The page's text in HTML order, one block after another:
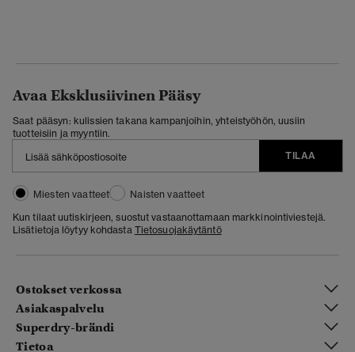
Avaa Eksklusiivinen Pääsy
Saat pääsyn: kulissien takana kampanjoihin, yhteistyöhön, uusiin
tuotteisiin ja myyntiin.
TILAA
Miesten vaatteet
Naisten vaatteet
Kun tilaat uutiskirjeen, suostut vastaanottamaan markkinointiviestejä.
Lisätietoja löytyy kohdasta Tietosuojakäytäntö
Ostokset verkossa
Asiakaspalvelu
Superdry-brändi
Tietoa